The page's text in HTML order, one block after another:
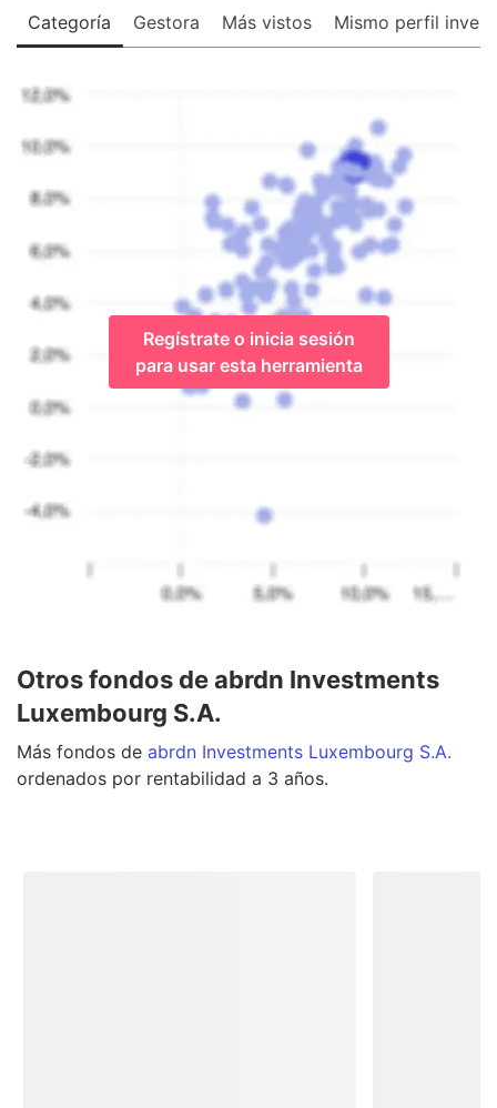
Categoría Gestora Más vistos Mismo perfil
Regístrate o inicia sesión
para usar esta herramienta
Otros fondos de abrdn Investments
Luxembourg S.A.
Más fondos de abrdn Investments Luxembourg S.A.
ordenados por rentabilidad a 3 años.